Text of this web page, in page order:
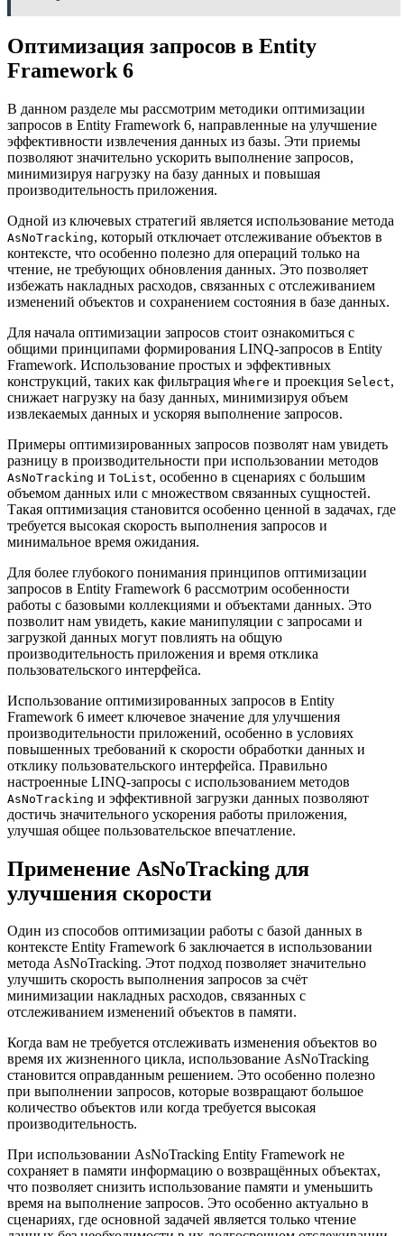
Оптимизация запросов в Entity
Framework 6
В данном разделе мы рассмотрим методики оптимизации
запросов в Entity Framework 6, направленные на улучшение
эффективности извлечения данных из базы. Эти приемы
позволяют значительно ускорить выполнение запросов,
минимизируя нагрузку на базу данных и повышая
производительность приложения.
Одной из ключевых стратегий является использование метода
AsNoTracking, который отключает отслеживание объектов в
контексте, что особенно полезно для операций только на
чтение, не требующих обновления данных. Это позволяет
избежать накладных расходов, связанных с отслеживанием
изменений объектов и сохранением состояния в базе данных.
Для начала оптимизации запросов стоит ознакомиться с
общими принципами формирования LINQ-запросов в Entity
Framework. Использование простых и эффективных
конструкций, таких как фильтрация Where и проекция Select,
снижает нагрузку на базу данных, минимизируя объем
извлекаемых данных и ускоряя выполнение запросов.
Примеры оптимизированных запросов позволят нам увидеть
разницу в производительности при использовании методов
AsNoTracking и ToList, особенно в сценариях с большим
объемом данных или с множеством связанных сущностей.
Такая оптимизация становится особенно ценной в задачах, где
требуется высокая скорость выполнения запросов и
минимальное время ожидания.
Для более глубокого понимания принципов оптимизации
запросов в Entity Framework 6 рассмотрим особенности
работы с базовыми коллекциями и объектами данных. Это
позволит нам увидеть, какие манипуляции с запросами и
загрузкой данных могут повлиять на общую
производительность приложения и время отклика
пользовательского интерфейса.
Использование оптимизированных запросов в Entity
Framework 6 имеет ключевое значение для улучшения
производительности приложений, особенно в условиях
повышенных требований к скорости обработки данных и
отклику пользовательского интерфейса. Правильно
настроенные LINQ-запросы с использованием методов
AsNoTracking и эффективной загрузки данных позволяют
достичь значительного ускорения работы приложения,
улучшая общее пользовательское впечатление.
Применение AsNoTracking для
улучшения скорости
Один из способов оптимизации работы с базой данных в
контексте Entity Framework 6 заключается в использовании
метода AsNoTracking. Этот подход позволяет значительно
улучшить скорость выполнения запросов за счёт
минимизации накладных расходов, связанных с
отслеживанием изменений объектов в памяти.
Когда вам не требуется отслеживать изменения объектов во
время их жизненного цикла, использование AsNoTracking
становится оправданным решением. Это особенно полезно
при выполнении запросов, которые возвращают большое
количество объектов или когда требуется высокая
производительность.
При использовании AsNoTracking Entity Framework не
сохраняет в памяти информацию о возвращённых объектах,
что позволяет снизить использование памяти и уменьшить
время на выполнение запросов. Это особенно актуально в
сценариях, где основной задачей является только чтение